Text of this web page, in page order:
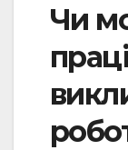
Чи